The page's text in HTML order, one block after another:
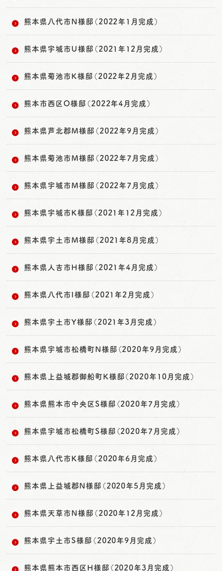
熊本県八代市N様邸（2022年1月完成）
熊本県宇城市U様邸（2021年12月完成）
熊本県菊池市K様邸（2022年2月完成）
熊本市西区O様邸（2022年4月完成）
熊本県芦北郡M様邸（2022年9月完成）
熊本県菊池市M様邸（2022年7月完成）
熊本県宇城市M様邸（2022年7月完成）
熊本県宇城市K様邸（2021年12月完成）
熊本県宇土市M様邸（2021年8月完成）
熊本県人吉市H様邸（2021年4月完成）
熊本県八代市I様邸（2021年2月完成）
熊本県宇土市Y様邸（2021年3月完成）
熊本県宇城市松橋町N様邸（2020年9月完成）
熊本県上益城郡御船町K様邸（2020年10月完成）
熊本県熊本市中央区S様邸（2020年7月完成）
熊本県宇城市松橋町S様邸（2020年7月完成）
熊本県八代市K様邸（2020年6月完成）
熊本県上益城郡N様邸（2020年5月完成）
熊本県天草市N様邸（2020年12月完成）
熊本県宇土市S様邸（2020年9月完成）
熊本県熊本市西区H様邸（2020年3月完成）